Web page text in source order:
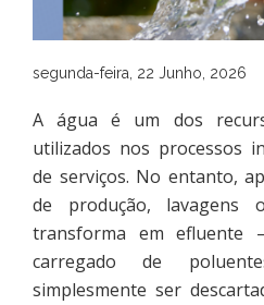
segunda-feira, 22 Junho, 2026
A água é um dos
utilizados nos processos
de serviços. No entanto,
de produção, lavagens
transforma em efluente
carregado de
simplesmente ser